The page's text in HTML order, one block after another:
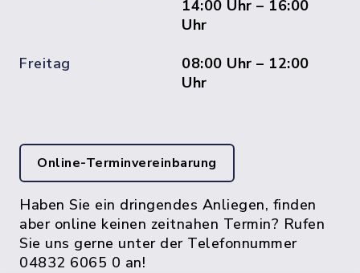
14:00 Uhr – 16:00
Uhr
Freitag
08:00 Uhr – 12:00
Uhr
Online-Terminvereinbarung
Haben Sie ein dringendes Anliegen, finden
aber online keinen zeitnahen Termin? Rufen
Sie uns gerne unter der Telefonnummer
04832 6065 0 an!